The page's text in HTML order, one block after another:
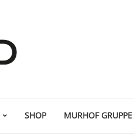
SHOP MURHOF GRUPPE